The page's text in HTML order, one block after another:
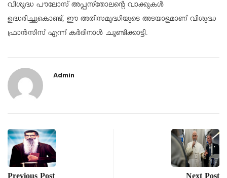
വിശുദ്ധ പൗലോസ് അപ്പസ്‌തോലന്റെ വാക്കുകള്‍
ഉദ്ധരിച്ചുകൊണ്ട്, ഈ അതിസമൃദ്ധിയുടെ അടയാളമാണ് വിശുദ്ധ
ഫ്രാന്‍സിസ് എന്ന് കര്‍ദിനാള്‍ ചൂണ്ടിക്കാട്ടി.
Admin